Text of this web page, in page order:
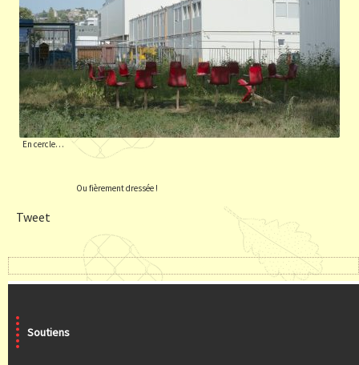
En cercle…
Ou fièrement dressée !
Tweet
Soutiens